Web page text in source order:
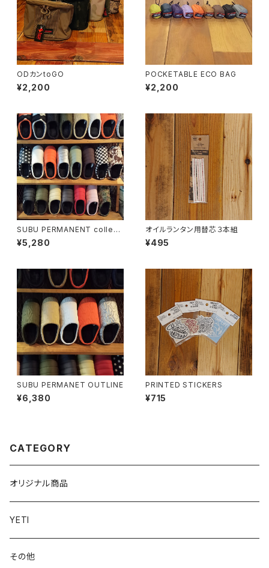
ODカンtoGO
¥2,200
POCKETABLE ECO BAG
¥2,200
SUBU PERMANENT collecti
on
¥5,280
オイルランタン用替芯３本組
¥495
SUBU PERMANET OUTLINE
¥6,380
PRINTED STICKERS
¥715
CATEGORY
オリジナル商品
YETI
その他